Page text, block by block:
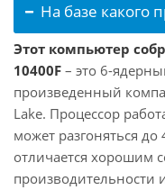
На базе какого
Этот компьютер
10400F – это 6-
произведенный
Lake. Процессор
может разгоняться
отличается хорошим
производительности